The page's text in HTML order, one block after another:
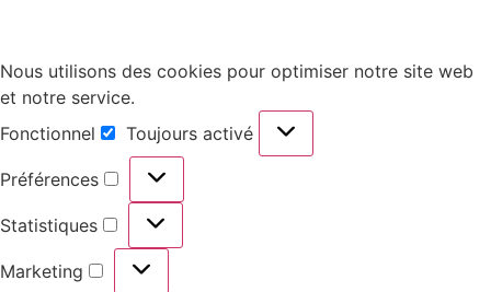
Nous utilisons des cookies pour optimiser notre site web
et notre service.
Fonctionnel
Fonctionnel
Toujours activé
Préférences
Préférences
Statistiques
Statistiques
Marketing
Marketing